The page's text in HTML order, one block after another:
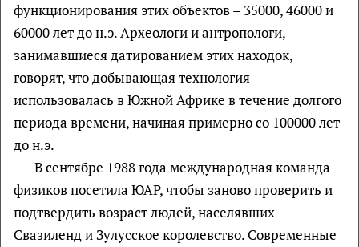
функционирования этих объектов – 35000, 46000 и
60000 лет до н.э. Археологи и антропологи,
занимавшиеся датированием этих находок,
говорят, что добывающая технология
использовалась в Южной Африке в течение долгого
периода времени, начиная примерно со 100000 лет
до н.э.
В сентябре 1988 года международная команда
физиков посетила ЮАР, чтобы заново проверить и
подтвердить возраст людей, населявших
Свазиленд и Зулусское королевство. Современные